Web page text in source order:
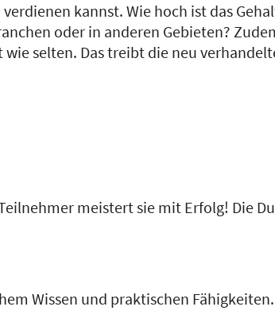
kannst. Wie hoch ist das
oder in anderen Gebieten?
selten. Das treibt die neu
meistert sie mit Erfolg! Die
Wissen und praktischen